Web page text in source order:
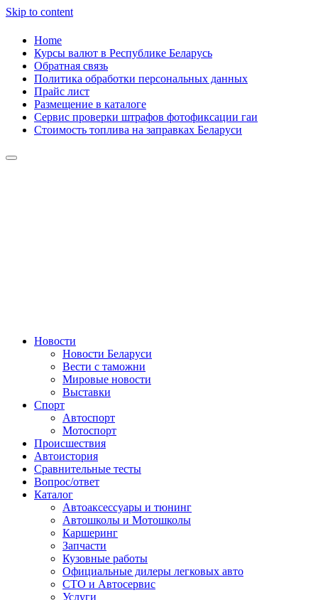
Skip to content
Home
Курсы валют в Республике Беларусь
Обратная связь
Политика обработки персональных данных
Прайс лист
Размещение в каталоге
Сервис проверки штрафов фотофиксации гаи
Стоимость топлива на заправках Беларуси
Сайт про автомобили
Новости
Новости Беларуси
Вести с таможни
Мировые новости
Выставки
Спорт
Автоспорт
Мотоспорт
Происшествия
Автоистория
Сравнительные тесты
Вопрос/ответ
Каталог
Автоакcессуары и тюнинг
Автошколы и Мотошколы
Каршеринг
Запчасти
Кузовные работы
Официальные дилеры легковых авто
СТО и Автосервис
Услуги